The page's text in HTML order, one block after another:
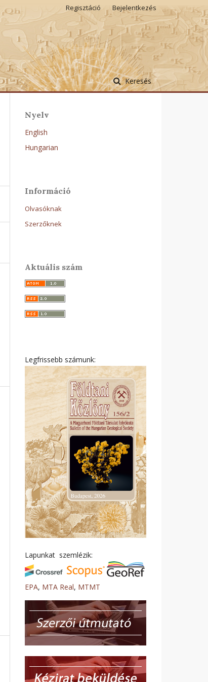
Keresés
Regisztáció Bejelentkezés
Nyelv
English
Hungarian
Információ
Olvasóknak
Szerzőknek
Aktuális szám
Legfrissebb számunk:
Lapunkat szemlézik:
EPA, MTA Real, MTMT